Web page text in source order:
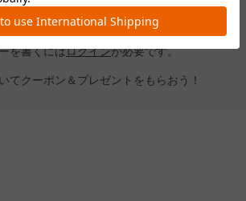
を書くにはログインが必要です。
てクーポン＆プレゼントをもらおう！